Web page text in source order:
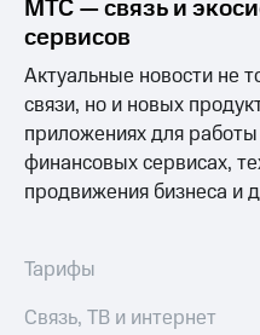
Документы
ПАО
"МТС"
Собрания
акционеров
Личный
кабинет
акционера
Акционерный
Рынок
МТС — связь и
сервисов
Актуальные новости не
связи, но и новых
приложениях для
финансовых сервисах,
продвижения бизнеса и
Тарифы
Связь, ТВ и интернет